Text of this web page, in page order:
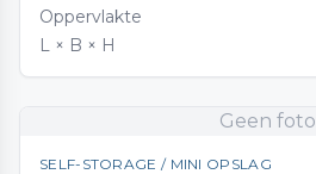
Oppervlakte
L × B × H
Geen foto
SELF-STORAGE / MINI OPSLAG